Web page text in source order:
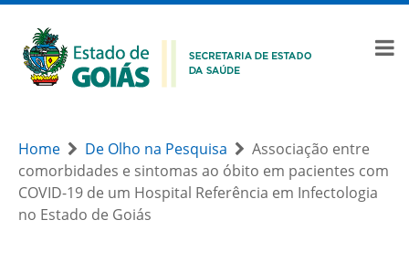
Home De Olho na Pesquisa
Associação entre
comorbidades e sintomas ao óbito em pacientes com
COVID-19 de um Hospital Referência em Infectologia
no Estado de Goiás